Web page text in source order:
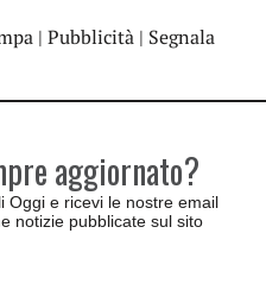
| Pubblicità | Segnala
aggiornato?
Oggi e ricevi le nostre email
notizie pubblicate sul sito